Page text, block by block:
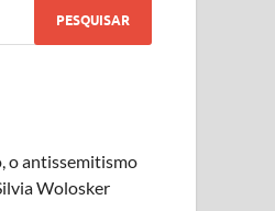
o antissemitismo
Wolosker